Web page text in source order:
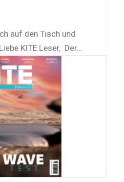
auf den Tisch und
KITE Leser, Der…